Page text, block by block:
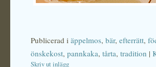
Publicerad i äppelmos, bär, efterrätt,
önskekost, pannkaka, tårta, tradition |
Skriv ut inlägg